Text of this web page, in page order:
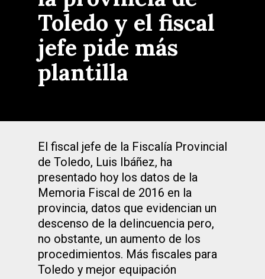
Toledo y el fiscal
jefe pide más
plantilla
El fiscal jefe de la Fiscalía Provincial
de Toledo, Luis Ibáñez, ha
presentado hoy los datos de la
Memoria Fiscal de 2016 en la
provincia, datos que evidencian un
descenso de la delincuencia pero,
no obstante, un aumento de los
procedimientos. Más fiscales para
Toledo y mejor equipación